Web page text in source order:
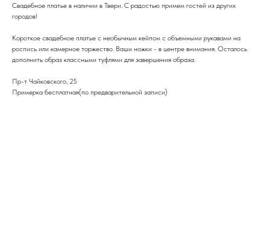
Свадебное платье в наличии в Твери. С радостью примем гостей из других
городов!
Короткое свадебное платье с необычным кейпом с объемными рукавами на
роспись или камерное торжество. Ваши ножки - в центре внимания. Осталось
дополнить образ классными туфлями для завершения образа.
Пр-т Чайковского, 25
Примерка бесплатная(по предварительной записи)